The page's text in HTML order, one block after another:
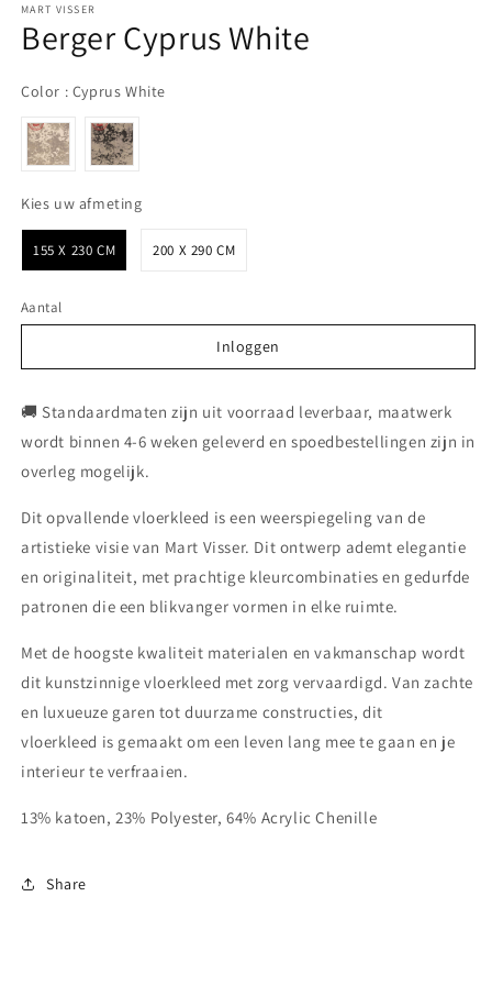
MART VISSER
Berger Cyprus White
Color : Cyprus WhiteColor
Kies uw afmetingKies uw afmeting
155 X 230 CM 200 X 290 CM
Aantal
Inloggen
Inloggen
🚚 Standaardmaten zijn uit voorraad leverbaar, maatwerk
wordt binnen 4-6 weken geleverd en spoedbestellingen zijn in
overleg mogelijk.
Dit opvallende vloerkleed is een weerspiegeling van de
artistieke visie van Mart Visser. Dit ontwerp ademt elegantie
en originaliteit, met prachtige kleurcombinaties en gedurfde
patronen die een blikvanger vormen in elke ruimte.
Met de hoogste kwaliteit materialen en vakmanschap wordt
dit kunstzinnige vloerkleed met zorg vervaardigd. Van zachte
en luxueuze garen tot duurzame constructies, dit
vloerkleed is gemaakt om een leven lang mee te gaan en je
interieur te verfraaien.
13% katoen, 23% Polyester, 64% Acrylic Chenille
Share